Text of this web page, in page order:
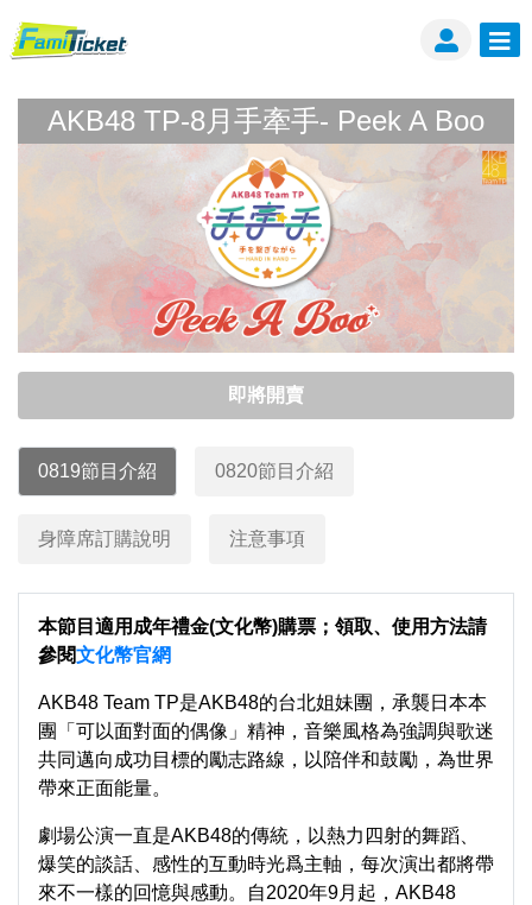
AKB48 TP-8月手牽手- Peek A Boo
AKB48 TP-8月手牽手- Peek A Boo
即將開賣
0819節目介紹 0820節目介紹
身障席訂購說明 注意事項
本節目適用成年禮金(文化幣)購票；領取、使用方法請
參閱文化幣官網
AKB48 Team TP是AKB48的台北姐妹團，承襲日本本
團「可以面對面的偶像」精神，音樂風格為強調與歌迷
共同邁向成功目標的勵志路線，以陪伴和鼓勵，為世界
帶來正面能量。
劇場公演一直是AKB48的傳統，以熱力四射的舞蹈、
爆笑的談話、感性的互動時光爲主軸，每次演出都將帶
來不一樣的回憶與感動。自2020年9月起，AKB48